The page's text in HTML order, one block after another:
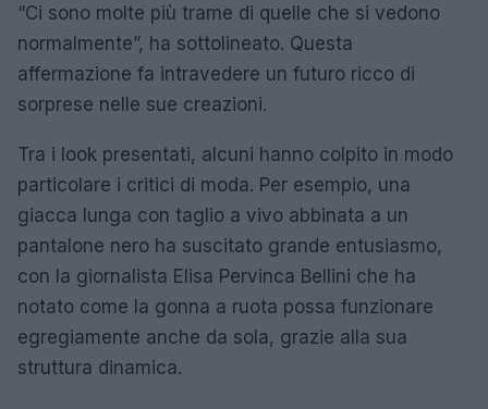
“Ci sono molte più trame di quelle che si vedono
normalmente”, ha sottolineato. Questa
affermazione fa intravedere un futuro ricco di
sorprese nelle sue creazioni.
Tra i look presentati, alcuni hanno colpito in modo
particolare i critici di moda. Per esempio, una
giacca lunga con taglio a vivo abbinata a un
pantalone nero ha suscitato grande entusiasmo,
con la giornalista Elisa Pervinca Bellini che ha
notato come la gonna a ruota possa funzionare
egregiamente anche da sola, grazie alla sua
struttura dinamica.